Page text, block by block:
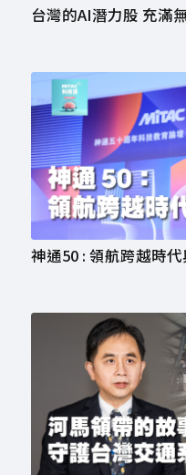
台灣的AI潛力股 充滿
神通50 : 領航跨越時